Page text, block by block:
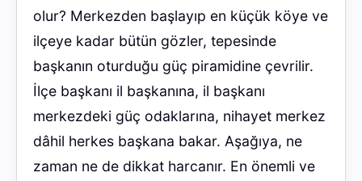
olur? Merkezden başlayıp en küçük köye ve
ilçeye kadar bütün gözler, tepesinde
başkanın oturduğu güç piramidine çevrilir.
İlçe başkanı il başkanına, il başkanı
merkezdeki güç odaklarına, nihayet merkez
dâhil herkes başkana bakar. Aşağıya, ne
zaman ne de dikkat harcanır. En önemli ve